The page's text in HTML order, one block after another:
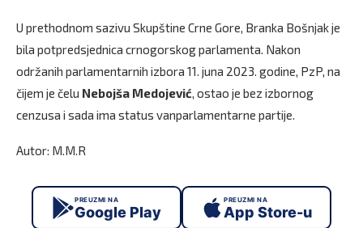
U prethodnom sazivu Skupštine Crne Gore, Branka Bošnjak je
bila potpredsjednica crnogorskog parlamenta. Nakon
održanih parlamentarnih izbora 11. juna 2023. godine, PzP, na
čijem je čelu Nebojša Medojević, ostao je bez izbornog
cenzusa i sada ima status vanparlamentarne partije.
Autor: M.M.R
PREUZMI NA
Google Play
PREUZMI NA
App Store-u